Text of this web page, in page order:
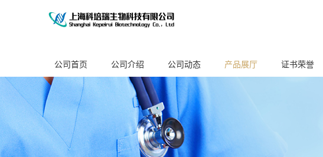
公司首页 公司介绍 公司动态 产品展厅 证书荣誉